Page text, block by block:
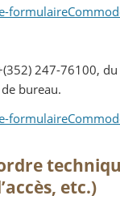
247-76100, du
bureau.
etc.)